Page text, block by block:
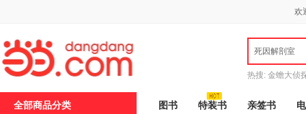
欢
死因解剖室
热搜: 金蟾大侦
全部商品分类 图书 特装书 亲签书
打
开
无
障